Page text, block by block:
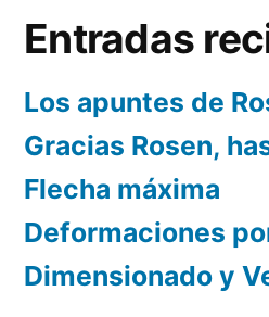
Entradas
Los apuntes de
Gracias Rosen,
Flecha máxima
Deformaciones
Dimensionado y